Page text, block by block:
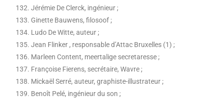
132. Jérémie De Clerck, ingénieur ;
133. Ginette Bauwens, filosoof ;
134. Ludo De Witte, auteur ;
135. Jean Flinker , responsable d’Attac Bruxelles (1) ;
136. Marleen Content, meertalige secretaresse ;
137. Françoise Fierens, secrétaire, Wavre ;
138. Mickaël Serré, auteur, graphiste-illustrateur ;
139. Benoît Pelé, ingénieur du son ;